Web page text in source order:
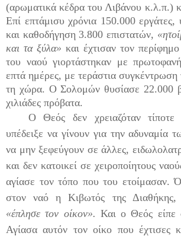
(αρωματικά κέδρα του Λιβάνου κ.λ.π.)
Επί επτάμισυ χρόνια 150.000 εργάτες,
και καθοδήγηση 3.800 επιστατών,
και τα ξύλα» και έχτισαν τον
του ναού γιορτάστηκαν με
επτά ημέρες, με τεράστια
τη χώρα. Ο Σολομών θυσίασε 22.000
χιλιάδες πρόβατα.
Ο Θεός δεν χρειαζόταν
υπέδειξε να γίνουν για την αδυναμία
να μην ξεφεύγουν σε άλλες,
και δεν κατοικεί σε χειροποίητους
αγίασε τον τόπο που του ετοίμασαν.
στον ναό η Κιβωτός της Διαθήκης,
«έπλησε τον οίκον». Και ο Θεός είπε
Αγίασα αυτόν τον οίκο που έχτισες